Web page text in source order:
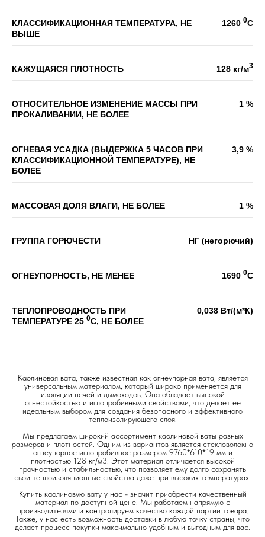
КЛАССИФИКАЦИОННАЯ ТЕМПЕРАТУРА, НЕ
ВЫШЕ
1260 0С
КАЖУЩАЯСЯ ПЛОТНОСТЬ 128 кг/м3
ОТНОСИТЕЛЬНОЕ ИЗМЕНЕНИЕ МАССЫ ПРИ
ПРОКАЛИВАНИИ, НЕ БОЛЕЕ
1 %
ОГНЕВАЯ УСАДКА (ВЫДЕРЖКА 5 ЧАСОВ ПРИ
КЛАССИФИКАЦИОННОЙ ТЕМПЕРАТУРЕ), НЕ
БОЛЕЕ
3,9 %
МАССОВАЯ ДОЛЯ ВЛАГИ, НЕ БОЛЕЕ 1 %
ГРУППА ГОРЮЧЕСТИ НГ (негорючий)
ОГНЕУПОРНОСТЬ, НЕ МЕНЕЕ 1690 0С
ТЕПЛОПРОВОДНОСТЬ ПРИ
ТЕМПЕРАТУРЕ 25 0С, НЕ БОЛЕЕ
0,038 Вт/(м*К)
Каолиновая вата, также известная как огнеупорная вата, является
универсальным материалом, который широко применяется для
изоляции печей и дымоходов. Она обладает высокой
огнестойкостью и иглопробивными свойствами, что делает ее
идеальным выбором для создания безопасного и эффективного
теплоизолирующего слоя.
Мы предлагаем широкий ассортимент каолиновой ваты разных
размеров и плотностей. Одним из вариантов является стекловолокно
огнеупорное иглопробивное размером 9760*610*19 мм и
плотностью 128 кг/м3. Этот материал отличается высокой
прочностью и стабильностью, что позволяет ему долго сохранять
свои теплоизоляционные свойства даже при высоких температурах.
Купить каолиновую вату у нас - значит приобрести качественный
материал по доступной цене. Мы работаем напрямую с
производителями и контролируем качество каждой партии товара.
Также, у нас есть возможность доставки в любую точку страны, что
делает процесс покупки максимально удобным и выгодным для вас.